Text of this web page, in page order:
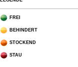
FREI
BEHINDERT
STOCKEND
STAU